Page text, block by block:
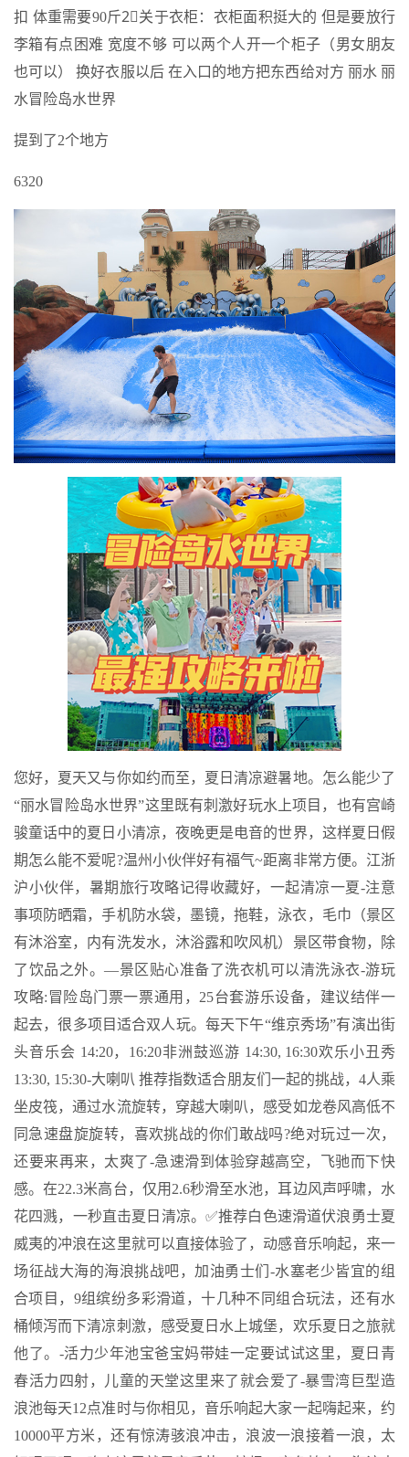
扣 体重需要90斤2⃣️关于衣柜：衣柜面积挺大的 但是要放行
李箱有点困难 宽度不够 可以两个人开一个柜子（男女朋友
也可以） 换好衣服以后 在入口的地方把东西给对方 丽水 丽
水冒险岛水世界
提到了2个地方
6320
您好，夏天又与你如约而至，夏日清凉避暑地。怎么能少了
“丽水冒险岛水世界”这里既有刺激好玩水上项目，也有宫崎
骏童话中的夏日小清凉，夜晚更是电音的世界，这样夏日假
期怎么能不爱呢?温州小伙伴好有福气~距离非常方便。江浙
沪小伙伴，暑期旅行攻略记得收藏好，一起清凉一夏-注意
事项️防晒霜，手机防水袋，墨镜，拖鞋，泳衣，毛巾（景区
有沐浴室，内有洗发水，沐浴露和吹风机）景区带食物，除
了饮品之外。—️景区贴心准备了洗衣机可以清洗泳衣-游玩
攻略:️冒险岛门票一票通用，25台套游乐设备，建议结伴一
起去，很多项目适合双人玩。️每天下午“维京秀场”有演出街
头音乐会 14:20，16:20非洲鼓巡游 14:30, 16:30欢乐小丑秀
13:30, 15:30-️大喇叭 推荐指数适合朋友们一起的挑战，4人乘
坐皮筏，通过水流旋转，穿越大喇叭，感受如龙卷风高低不
同急速盘旋旋转，喜欢挑战的你们敢战吗?绝对玩过一次，
还要来再来，太爽了-️急速滑到体验穿越高空，飞驰而下快
感。在22.3米高台，仅用2.6秒滑至水池，耳边风声呼啸，水
花四溅，一秒直击夏日清凉。✅推荐白色速滑道️伏浪勇士夏
威夷的冲浪在这里就可以直接体验了，动感音乐响起，来一
场征战大海的海浪挑战吧，加油勇士们-️水塞老少皆宜的组
合项目，9组缤纷多彩滑道，十几种不同组合玩法，还有水
桶倾泻而下清凉刺激，感受夏日水上城堡，欢乐夏日之旅就
他了。-️活力少年池宝爸宝妈带娃一定要试试这里，夏日青
春活力四射，儿童的天堂这里来了就会爱了-️暴雪湾巨型造
浪池每天12点准时与你相见，音乐响起大家一起嗨起来，约
10000平方米，还有惊涛骇浪冲击，浪波一浪接着一浪，太